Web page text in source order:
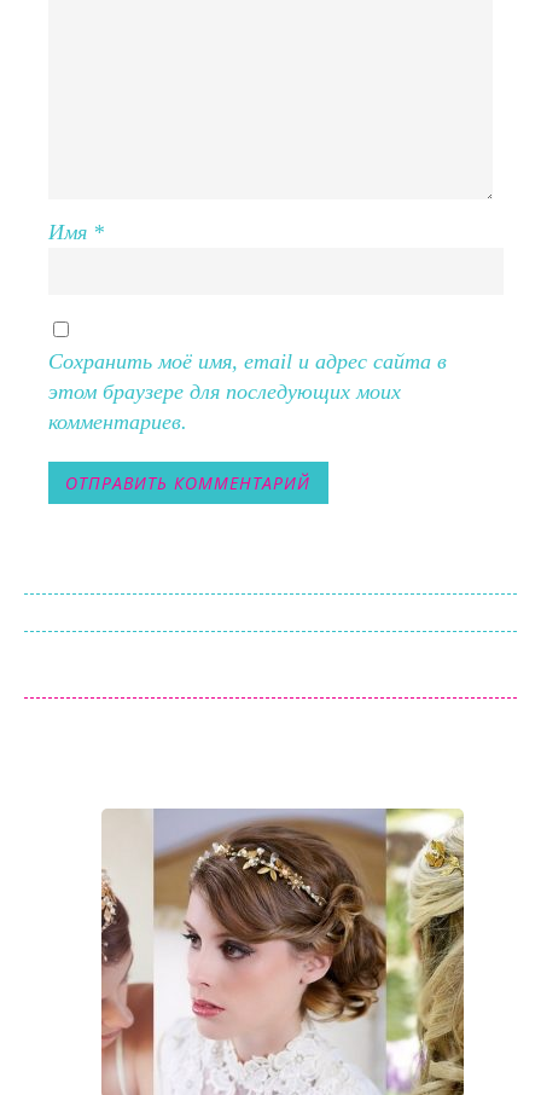
Имя *
Сохранить моё имя, email и адрес сайта в
этом браузере для последующих моих
комментариев.